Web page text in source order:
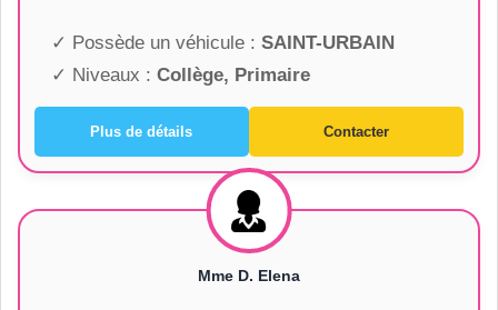
✓ Possède un véhicule : SAINT-URBAIN
✓ Niveaux : Collège, Primaire
Plus de détails Contacter
Mme D. Elena